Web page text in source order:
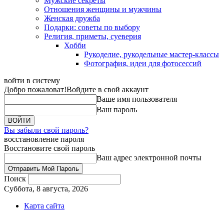
Отношения женщины и мужчины
Женская дружба
Подарки: советы по выбору
Религия, приметы, суеверия
Хобби
Рукоделие, рукодельные мастер-классы
Фотография, идеи для фотосессий
войти в систему
Добро пожаловат!Войдите в свой аккаунт
Ваше имя пользователя
Ваш пароль
Вы забыли свой пароль?
восстановление пароля
Восстановите свой пароль
Ваш адрес электронной почты
Поиск
Суббота, 8 августа, 2026
Карта сайта